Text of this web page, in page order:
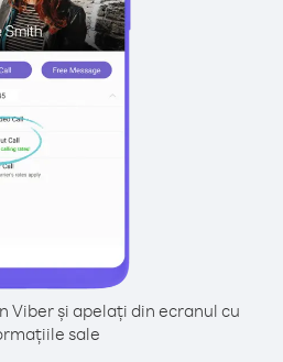
Viber și apelați din ecranul cu
sale